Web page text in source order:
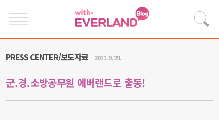
PRESS CENTER/보도자료 2011. 9. 29.
군.경.소방공무원 에버랜드로 출동!